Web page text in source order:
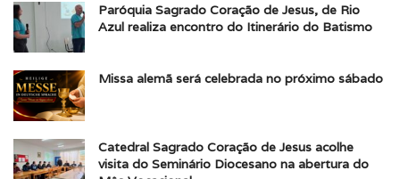
Paróquia Sagrado Coração de Jesus, de Rio
Azul realiza encontro do Itinerário do Batismo
Missa alemã será celebrada no próximo sábado
Catedral Sagrado Coração de Jesus acolhe
visita do Seminário Diocesano na abertura do